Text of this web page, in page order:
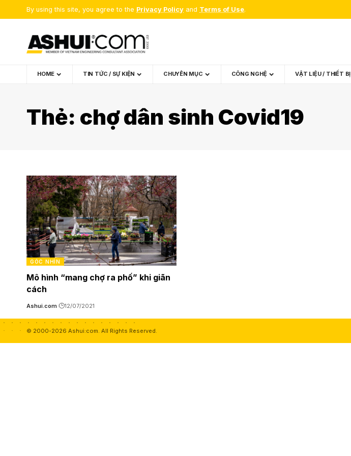
By using this site, you agree to the Privacy Policy and Terms of Use.
HOME TIN TỨC / SỰ KIỆN CHUYÊN MỤC CÔNG NGHỆ VẬT LIỆU / THIẾT BỊ
Thẻ: chợ dân sinh Covid19
GÓC NHÌN
Mô hình “mang chợ ra phố” khi giãn
cách
Ashui.com 12/07/2021
© 2000-2026 Ashui.com. All Rights Reserved.